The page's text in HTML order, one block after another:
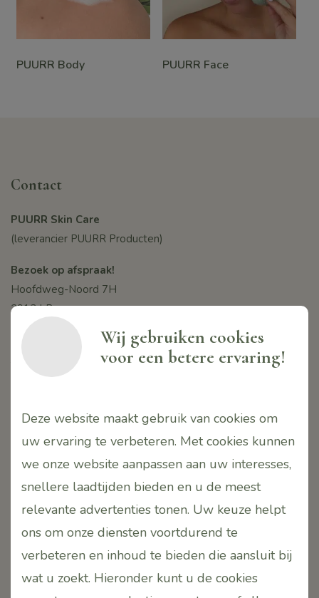
PUURR Body PUURR Face
Contact
PUURR Skin Care
(leverancier PUURR Producten)
Bezoek op afspraak!
Hoofdweg-Noord 7H
2913 LB
Nieuwerkerk aan den IJssel
06-42690163
Contactpersoon:
Monique Tsang-de Jong
KVK.24412380
BTW. NL001636174B77
Iban. NL55INGB0004595860
Wij gebruiken cookies
voor een betere ervaring!
Deze website maakt gebruik van cookies om
uw ervaring te verbeteren. Met cookies kunnen
we onze website aanpassen aan uw interesses,
snellere laadtijden bieden en u de meest
relevante advertenties tonen. Uw keuze helpt
ons om onze diensten voortdurend te
verbeteren en inhoud te bieden die aansluit bij
wat u zoekt. Hieronder kunt u de cookies